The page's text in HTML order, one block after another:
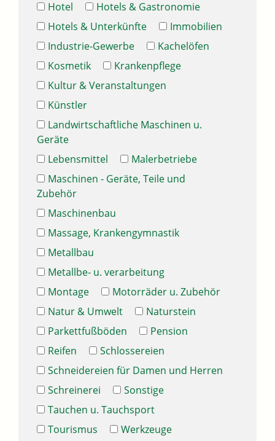
Hotel
Hotels & Gastronomie
Hotels & Unterkünfte
Immobilien
Industrie-Gewerbe
Kachelöfen
Kosmetik
Krankenpflege
Kultur & Veranstaltungen
Künstler
Landwirtschaftliche Maschinen u.
Geräte
Lebensmittel
Malerbetriebe
Maschinen - Geräte, Teile und
Zubehör
Maschinenbau
Massage, Krankengymnastik
Metallbau
Metallbe- u. verarbeitung
Montage
Motorräder u. Zubehör
Natur & Umwelt
Naturstein
Parkettfußböden
Pension
Reifen
Schlossereien
Schneidereien für Damen und Herren
Schreinerei
Sonstige
Tauchen u. Tauchsport
Tourismus
Werkzeuge